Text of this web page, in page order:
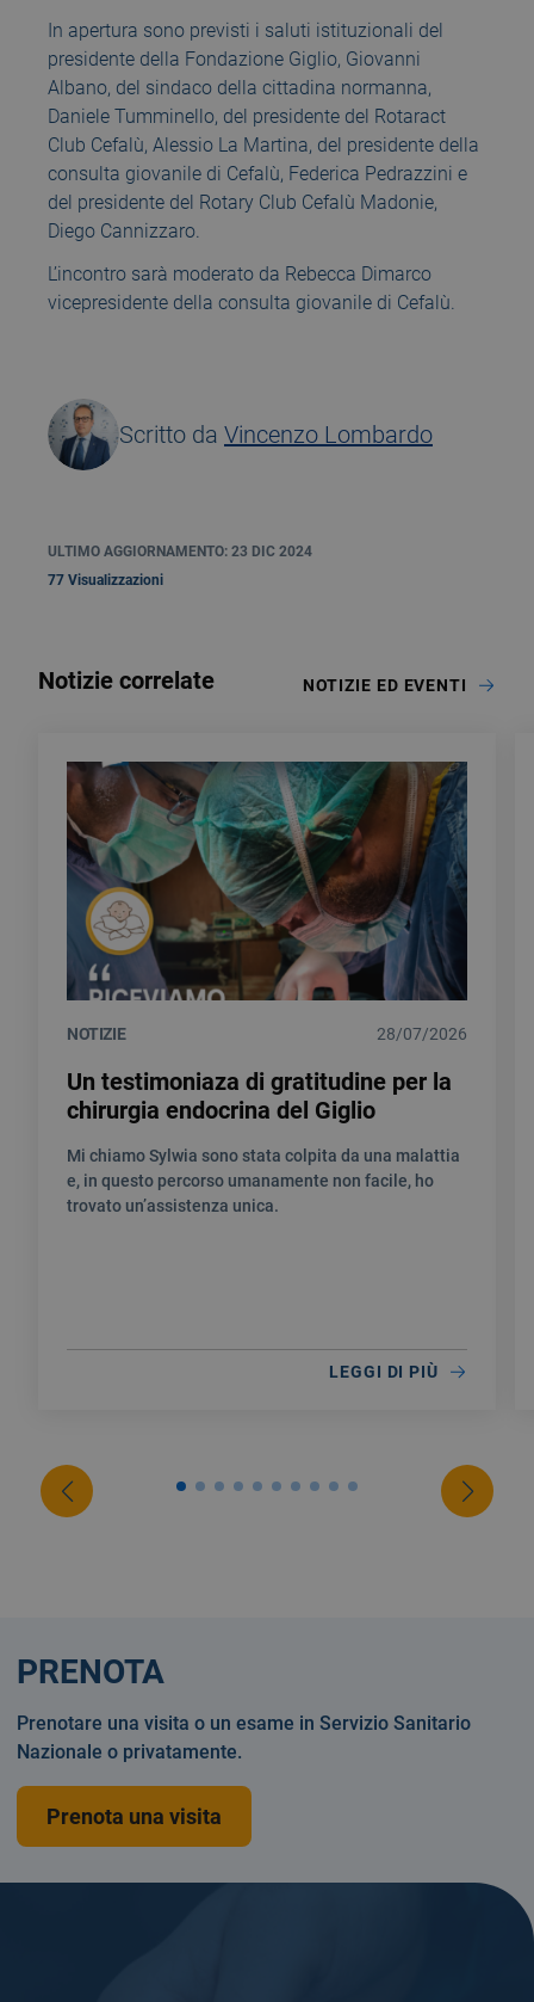
In apertura sono previsti i saluti istituzionali del
presidente della Fondazione Giglio, Giovanni
Albano, del sindaco della cittadina normanna,
Daniele Tumminello, del presidente del Rotaract
Club Cefalù, Alessio La Martina, del presidente della
consulta giovanile di Cefalù, Federica Pedrazzini e
del presidente del Rotary Club Cefalù Madonie,
Diego Cannizzaro.
L’incontro sarà moderato da Rebecca Dimarco
vicepresidente della consulta giovanile di Cefalù.
Scritto da Vincenzo Lombardo
ULTIMO AGGIORNAMENTO: 23 DIC 2024
77 Visualizzazioni
Notizie correlate NOTIZIE ED EVENTI
NOTIZIE 28/07/2026
Un testimoniaza di gratitudine per la
chirurgia endocrina del Giglio
Mi chiamo Sylwia sono stata colpita da una malattia
e, in questo percorso umanamente non facile, ho
trovato un’assistenza unica.
LEGGI DI PIÙ
PRENOTA
Prenotare una visita o un esame in Servizio Sanitario
Nazionale o privatamente.
Prenota una visita